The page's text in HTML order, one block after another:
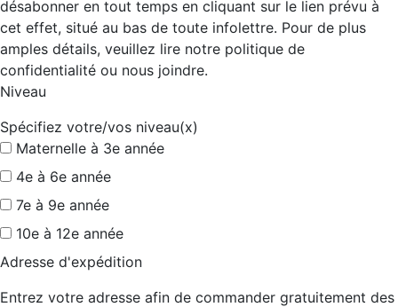
désabonner en tout temps en cliquant sur le lien prévu à
cet effet, situé au bas de toute infolettre. Pour de plus
amples détails, veuillez lire notre politique de
confidentialité ou nous joindre.
Niveau
Spécifiez votre/vos niveau(x)
Maternelle à 3e année
4e à 6e année
7e à 9e année
10e à 12e année
Adresse d'expédition
Entrez votre adresse afin de commander gratuitement des